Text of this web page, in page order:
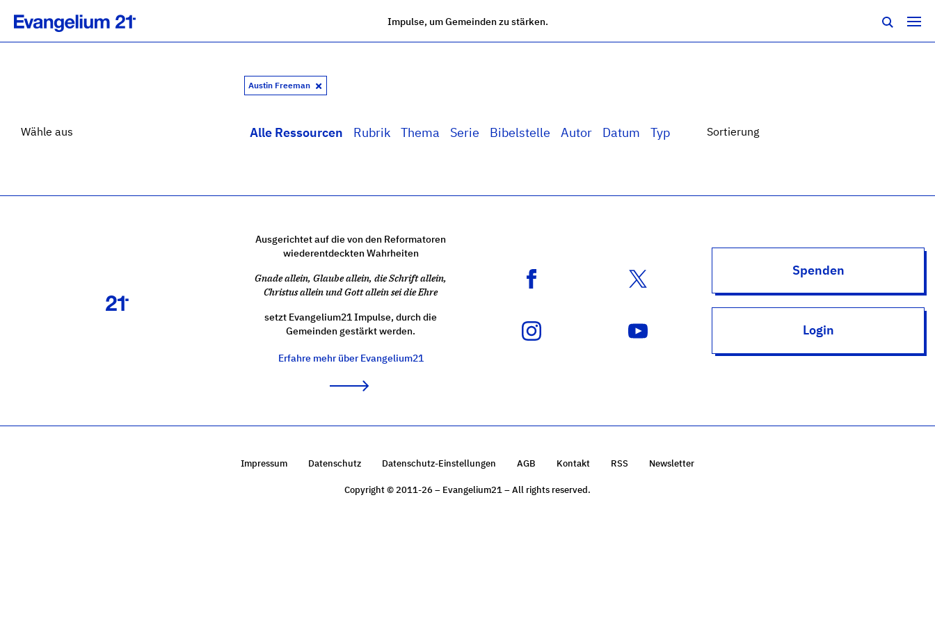
Impulse, um Gemeinden zu stärken.
Austin Freeman
Wähle aus Alle Ressourcen Rubrik Thema Serie Bibelstelle Autor Datum Typ Sortierung
Ausgerichtet auf die von den Reformatoren
wiederentdeckten Wahrheiten
Gnade allein, Glaube allein, die Schrift allein,
Christus allein und Gott allein sei die Ehre
setzt Evangelium21 Impulse, durch die
Gemeinden gestärkt werden.
Erfahre mehr über Evangelium21
Spenden
Login
Impressum Datenschutz Datenschutz-Einstellungen AGB Kontakt RSS Newsletter
Copyright © 2011-26 – Evangelium21 – All rights reserved.